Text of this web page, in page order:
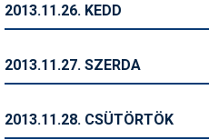
Utazási tippek
2013.11.26. KEDD
2013.11.27. SZERDA
2013.11.28. CSÜTÖRTÖK